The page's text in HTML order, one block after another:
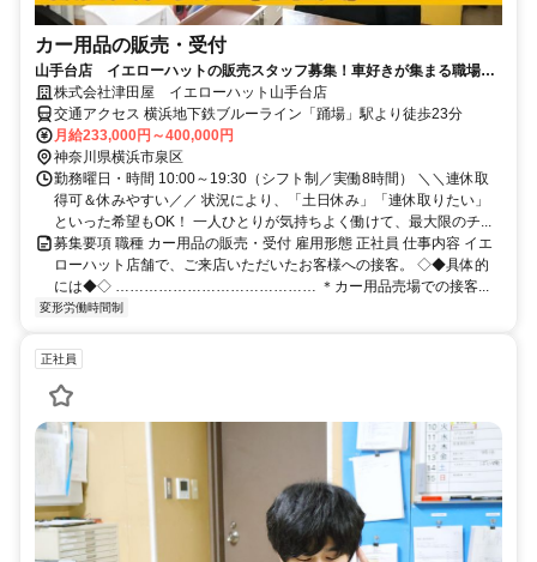
カー用品の販売・受付
山手台店 イエローハットの販売スタッフ募集！車好きが集まる職場で
楽しくお仕事しませんか？
株式会社津田屋 イエローハット山手台店
交通アクセス 横浜地下鉄ブルーライン「踊場」駅より徒歩23分
月給233,000円～400,000円
神奈川県横浜市泉区
勤務曜日・時間 10:00～19:30（シフト制／実働8時間） ＼＼連休取
得可＆休みやすい／／ 状況により、「土日休み」「連休取りたい」
といった希望もOK！ 一人ひとりが気持ちよく働けて、最大限のチ...
募集要項 職種 カー用品の販売・受付 雇用形態 正社員 仕事内容 イエ
ローハット店舗で、ご来店いただいたお客様への接客。 ◇◆具体的
には◆◇ …………………………………… ＊カー用品売場での接客...
変形労働時間制
正社員